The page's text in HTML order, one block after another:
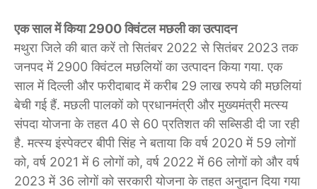
एक साल में किया 2900 क्विंटल मछली का उत्पादन
मथुरा जिले की बात करें तो सितंबर 2022 से सितंबर 2023 तक
जनपद में 2900 क्विंटल मछलियों का उत्पादन किया गया. एक
साल में दिल्ली और फरीदाबाद में करीब 29 लाख रुपये की मछलियां
बेची गई हैं. मछली पालकों को प्रधानमंत्री और मुख्यमंत्री मत्स्य
संपदा योजना के तहत 40 से 60 प्रतिशत की सब्सिडी दी जा रही
है. मत्स्य इंस्पेक्टर बीपी सिंह ने बताया कि वर्ष 2020 में 59 लोगों
को, वर्ष 2021 में 6 लोगों को, वर्ष 2022 में 66 लोगों को और वर्ष
2023 में 36 लोगों को सरकारी योजना के तहत अनुदान दिया गया